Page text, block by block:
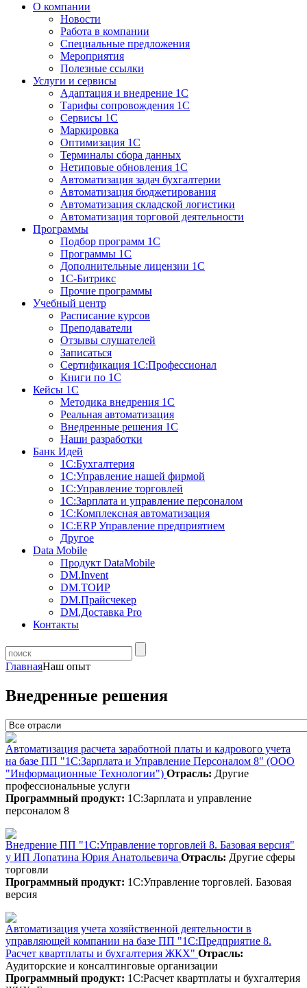
О компании
Новости
Работа в компании
Специальные предложения
Мероприятия
Полезные ссылки
Услуги и сервисы
Адаптация и внедрение 1С
Тарифы сопровождения 1С
Сервисы 1С
Маркировка
Оптимизация 1С
Терминалы сбора данных
Нетиповые обновления 1С
Автоматизация задач бухгалтерии
Автоматизация бюджетирования
Автоматизация складской логистики
Автоматизация торговой деятельности
Программы
Подбор программ 1С
Программы 1С
Дополнительные лицензии 1С
1С-Битрикс
Прочие программы
Учебный центр
Расписание курсов
Преподаватели
Отзывы слушателей
Записаться
Сертификация 1С:Профессионал
Книги по 1С
Кейсы 1С
Методика внедрения 1С
Реальная автоматизация
Внедренные решения 1С
Наши разработки
Банк Идей
1С:Бухгалтерия
1С:Управление нашей фирмой
1С:Управление торговлей
1С:Зарплата и управление персоналом
1С:Комплексная автоматизация
1С:ERP Управление предприятием
Другое
Data Mobile
Продукт DataMobile
DM.Invent
DM.ТОИР
DM.Прайсчекер
DM.Доставка Pro
Контакты
ГлавнаяНаш опыт
Внедренные решения
Автоматизация расчета заработной платы и кадрового учета
на базе ПП "1С:Зарплата и Управление Персоналом 8" (ООО
"Информационные Технологии") Отрасль: Другие
профессиональные услуги
Программный продукт: 1С:Зарплата и управление
персоналом 8
Внедрение ПП "1С:Управление торговлей 8. Базовая версия"
у ИП Лопатина Юрия Анатольевича Отрасль: Другие сферы
торговли
Программный продукт: 1С:Управление торговлей. Базовая
версия
Автоматизация учета хозяйственной деятельности в
управляющей компании на базе ПП "1С:Предприятие 8.
Расчет квартплаты и бухгалтерия ЖКХ" Отрасль:
Аудиторские и консалтинговые организации
Программный продукт: 1С:Расчет квартплаты и бухгалтерия